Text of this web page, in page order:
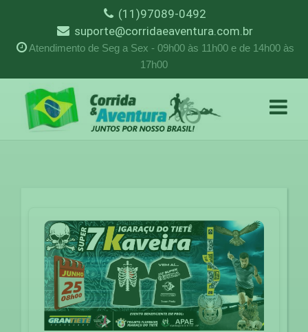
(11)97089-0492
suporte@corridaeaventura.com.br
Atendimento de Seg a Sex - 09h00 às 11h00 e de 14h00 às
17h00